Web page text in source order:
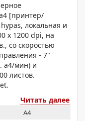
[принтер/
локальная и
x 1200 dpi, на
со скоростью
- 7"
а4/мин) и
листов.
Читать далее
A4